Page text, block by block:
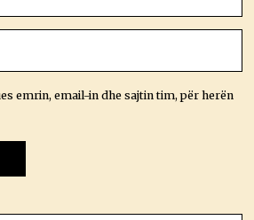
emrin, email-in dhe sajtin tim, për herën